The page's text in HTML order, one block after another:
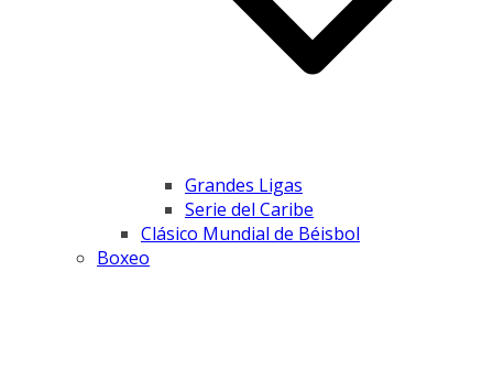
Grandes Ligas
Serie del Caribe
Clásico Mundial de Béisbol
Boxeo